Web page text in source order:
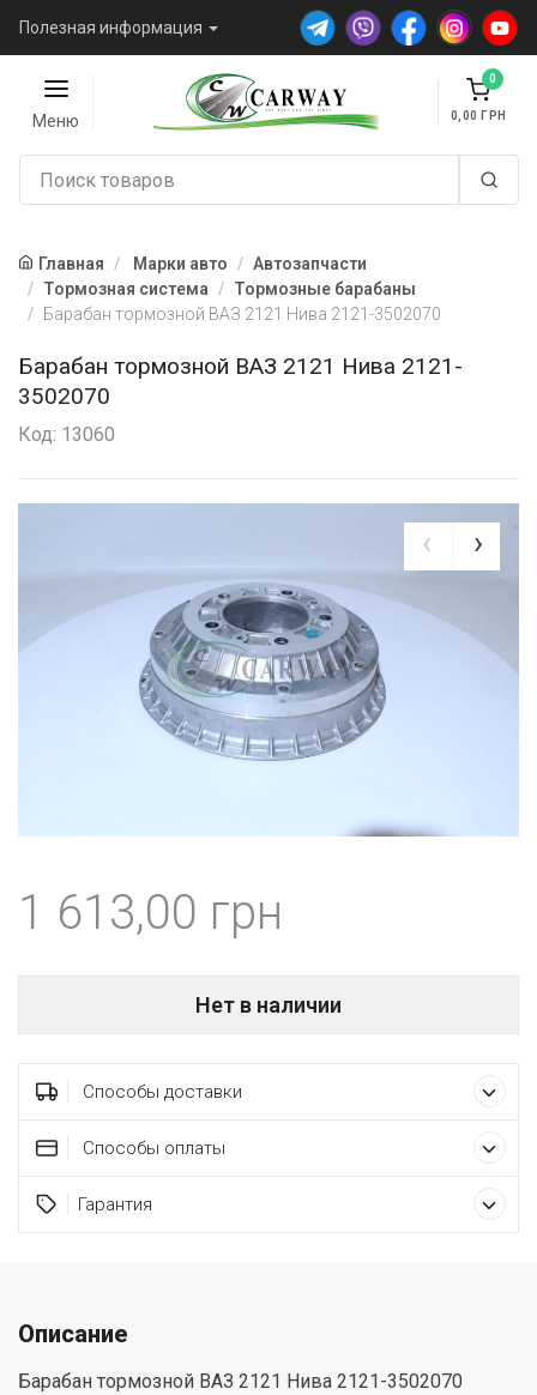
Полезная информация
Меню
0
0,00
Главная Марки авто
Автозапчасти
Тормозная система
Тормозные барабаны
Барабан тормозной ВАЗ 2121 Нива 2121-3502070
Барабан тормозной ВАЗ 2121 Нива 2121-
3502070
Код: 13060
1 613,00
Нет в наличии
Способы доставки
Способы оплаты
Гарантия
Описание
Барабан тормозной ВАЗ 2121 Нива 2121-3502070